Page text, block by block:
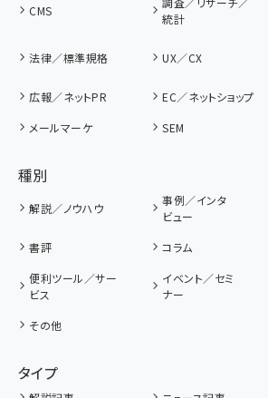
CMS
統計
法律／標準規格 UX／CX
広報／ネットPR
EC／ネットショップ
メールマーケ
SEM
種別
解説／ノウハウ
事例／インタ
ビュー
書評 コラム
便利ツール／サー
ビス
イベント／セミ
ナー
その他
タイプ